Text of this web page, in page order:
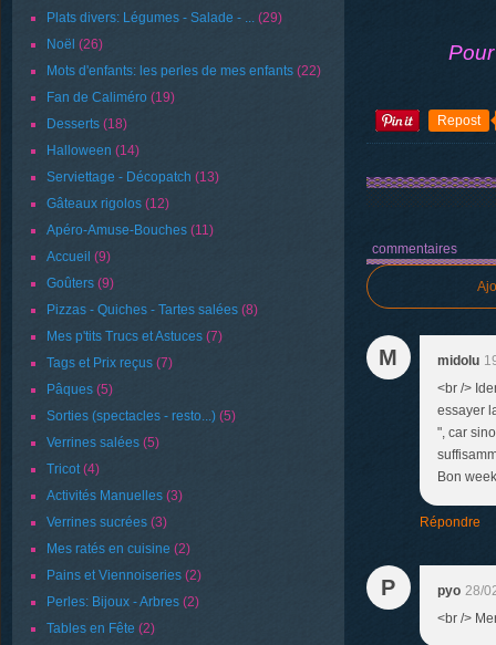
Plats divers: Légumes - Salade - ... (29)
Noël (26)
Mots d'enfants: les perles de mes enfants (22)
Fan de Caliméro (19)
Desserts (18)
Halloween (14)
Serviettage - Décopatch (13)
Gâteaux rigolos (12)
Apéro-Amuse-Bouches (11)
Accueil (9)
Goûters (9)
Pizzas - Quiches - Tartes salées (8)
Mes p'tits Trucs et Astuces (7)
Tags et Prix reçus (7)
Pâques (5)
Sorties (spectacles - resto...) (5)
Verrines salées (5)
Tricot(4)
Activités Manuelles (3)
Verrines sucrées (3)
Mes ratés en cuisine (2)
Pains et Viennoiseries (2)
Perles: Bijoux - Arbres (2)
Tables en Fête (2)
Repost
commentaires
M midolu
<br />
essayer
", car
Bon
Répondre
P pyo 28/
<br />